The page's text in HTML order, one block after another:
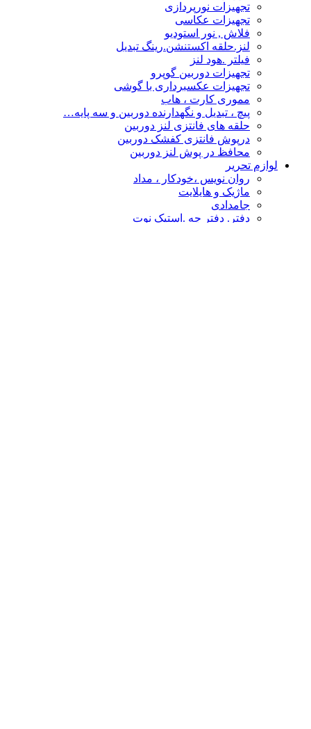
تجهیزات نورپردازی
تجهیزات عکاسی
فلاش , نور استودیو
لنز.حلقه اکستنشن.رینگ تبدیل
فیلتر .هود لنز
تجهیزات دوربین گوپرو
تجهیزات عکسبرداری با گوشی
مموری کارت ، هاب
پیچ ، تبدیل و نگهدارنده دوربین و سه پایه…
حلقه های فانتزی لنز دوربین
درپوش فانتزی کفشک دوربین
محافظ در پوش لنز دوربین
لوازم تحریر
روان نویس ،خودکار ، مداد
ماژیک و هایلایت
جامدادی
دفتر. دفتر چه .استیک نوت